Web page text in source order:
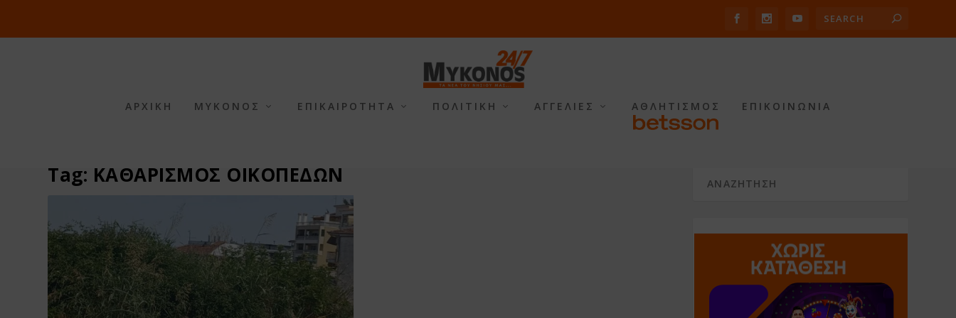
ΑΡΧΙΚΗ ΜΥΚΟΝΟΣ ΕΠΙΚΑΙΡΟΤΗΤΑ ΠΟΛΙΤΙΚΗ ΑΓΓΕΛΙΕΣ ΑΘΛΗΤΙΣΜΟΣ ΕΠΙΚΟΙΝΩΝΙΑ
Tag: ΚΑΘΑΡΙΣΜΟΣ ΟΙΚΟΠΕΔΩΝ